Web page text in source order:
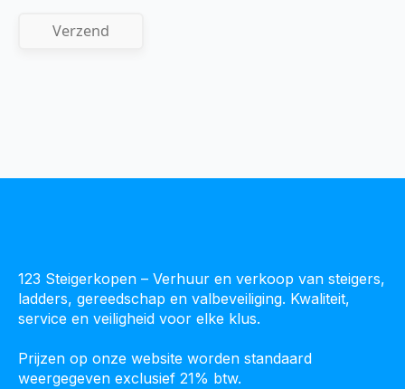
123 Steigerkopen – Verhuur en verkoop van steigers,
ladders, gereedschap en valbeveiliging. Kwaliteit,
service en veiligheid voor elke klus.
Prijzen op onze website worden standaard
weergegeven exclusief 21% btw.